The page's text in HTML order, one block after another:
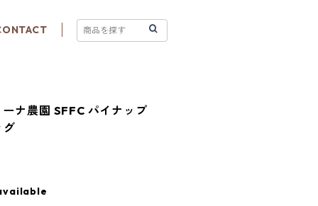
ナ農園 SFFC パイナップ
グ